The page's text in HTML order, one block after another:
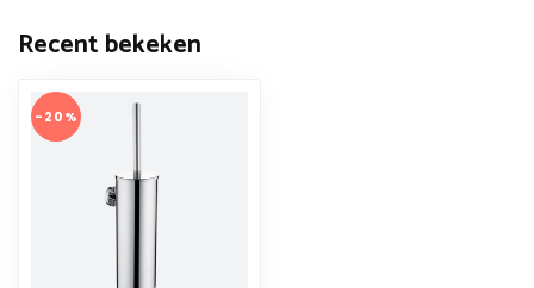
Recent bekeken
-20%